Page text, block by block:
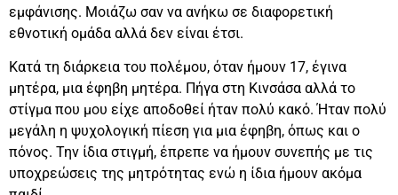
εμφάνισης. Μοιάζω σαν να ανήκω σε διαφορετική
εθνοτική ομάδα αλλά δεν είναι έτσι.
Κατά τη διάρκεια του πολέμου, όταν ήμουν 17, έγινα
μητέρα, μια έφηβη μητέρα. Πήγα στη Κινσάσα αλλά το
στίγμα που μου είχε αποδοθεί ήταν πολύ κακό. Ήταν πολύ
μεγάλη η ψυχολογική πίεση για μια έφηβη, όπως και ο
πόνος. Την ίδια στιγμή, έπρεπε να ήμουν συνεπής με τις
υποχρεώσεις της μητρότητας ενώ η ίδια ήμουν ακόμα